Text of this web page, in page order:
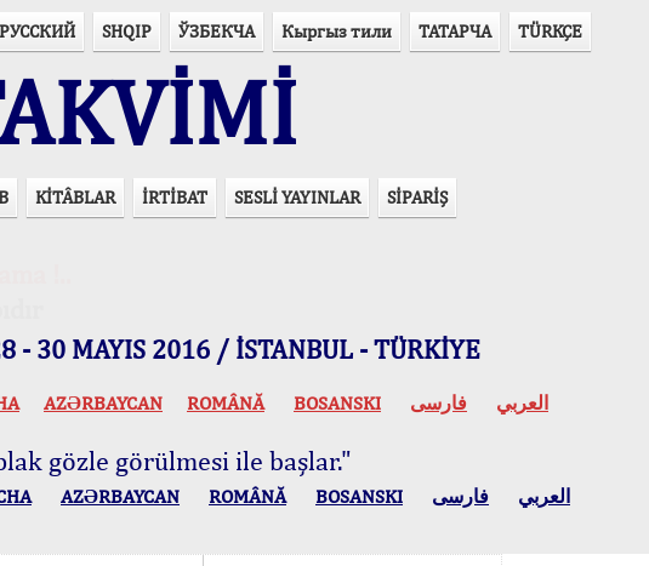
РУССКИЙ SHQIP ЎЗБЕКЧА Кыргыз тили ТАТАРЧА TÜRKÇE
KİTÂBLAR İRTİBAT SESLİ YAYINLAR SİPARİŞ
30 MAYIS 2016 / İSTANBUL - TÜRKİYE
AZӘRBAYCAN ROMÂNĂ BOSANSKI العربي فارسی
gözle görülmesi ile başlar."
AZӘRBAYCAN ROMÂNĂ BOSANSKI العربي فارسی